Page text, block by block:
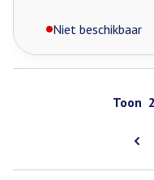
Niet beschikbaar
Toon